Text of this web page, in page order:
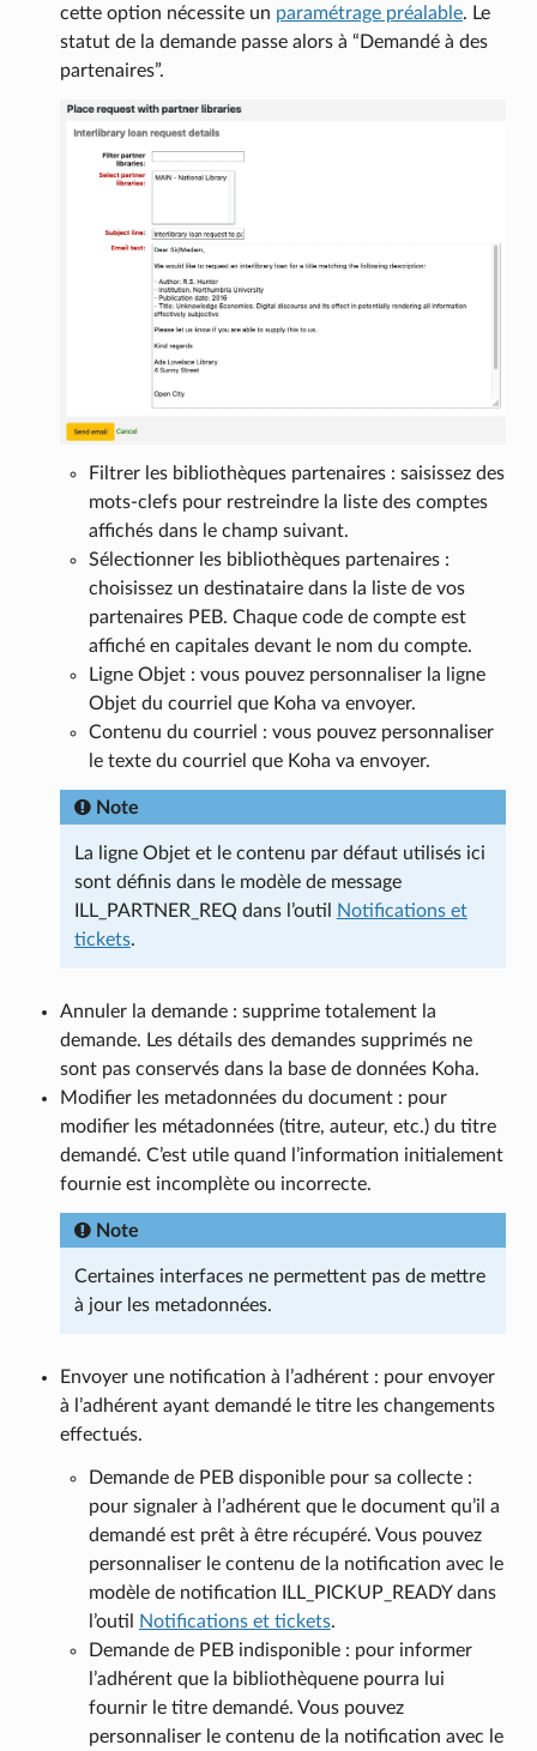
cette option nécessite un paramétrage préalable. Le
statut de la demande passe alors à “Demandé à des
partenaires”.
Filtrer les bibliothèques partenaires : saisissez des
mots-clefs pour restreindre la liste des comptes
affichés dans le champ suivant.
Sélectionner les bibliothèques partenaires :
choisissez un destinataire dans la liste de vos
partenaires PEB. Chaque code de compte est
affiché en capitales devant le nom du compte.
Ligne Objet : vous pouvez personnaliser la ligne
Objet du courriel que Koha va envoyer.
Contenu du courriel : vous pouvez personnaliser
le texte du courriel que Koha va envoyer.
Note
La ligne Objet et le contenu par défaut utilisés ici
sont définis dans le modèle de message
ILL_PARTNER_REQ dans l’outil
Notifications et
tickets.
Annuler la demande : supprime totalement la
demande. Les détails des demandes supprimés ne
sont pas conservés dans la base de données Koha.
Modifier les metadonnées du document : pour
modifier les métadonnées (titre, auteur, etc.) du titre
demandé. C’est utile quand l’information initialement
fournie est incomplète ou incorrecte.
Note
Certaines interfaces ne permettent pas de mettre
à jour les metadonnées.
Envoyer une notification à l’adhérent : pour envoyer
à l’adhérent ayant demandé le titre les changements
effectués.
Demande de PEB disponible pour sa collecte :
pour signaler à l’adhérent que le document qu’il a
demandé est prêt à être récupéré. Vous pouvez
personnaliser le contenu de la notification avec le
modèle de notification ILL_PICKUP_READY dans
l’outil
Notifications et tickets.
Demande de PEB indisponible : pour informer
l’adhérent que la bibliothèquene pourra lui
fournir le titre demandé. Vous pouvez
personnaliser le contenu de la notification avec le